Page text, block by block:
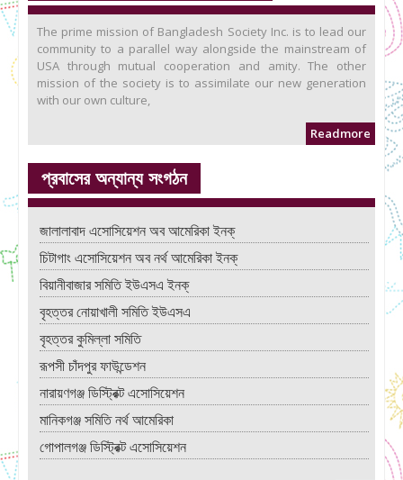
The prime mission of Bangladesh Society Inc. is to lead our
community to a parallel way alongside the mainstream of
USA through mutual cooperation and amity. The other
mission of the society is to assimilate our new generation
with our own culture,
Readmore
প্রবাসের অন্যান্য সংগঠন
জালালাবাদ এসোসিয়েশন অব আমেরিকা ইনক্
চিটাগাং এসোসিয়েশন অব নর্থ আমেরিকা ইনক্
বিয়ানীবাজার সমিতি ইউএসএ ইনক্
বৃহত্তর নোয়াখালী সমিতি ইউএসএ
বৃহত্তর কুমিল্লা সমিতি
রূপসী চাঁদপুর ফাউন্ডেশন
নারায়ণগঞ্জ ডিস্ট্রিক্ট এসোসিয়েশন
মানিকগঞ্জ সমিতি নর্থ আমেরিকা
গোপালগঞ্জ ডিস্ট্রিক্ট এসোসিয়েশন